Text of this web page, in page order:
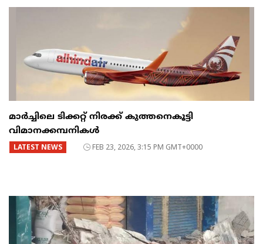
മാർച്ചിലെ ടിക്കറ്റ് നിരക്ക് കുത്തനെകൂട്ടി
വിമാനക്കമ്പനികൾ
LATEST NEWS FEB 23, 2026, 3:15 PM GMT+0000